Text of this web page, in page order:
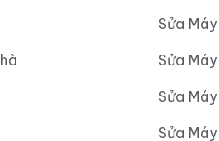
Sửa
Sửa
Sửa
Sửa